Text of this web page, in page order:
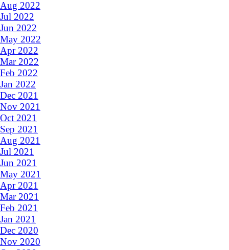
Aug 2022
Jul 2022
Jun 2022
May 2022
Apr 2022
Mar 2022
Feb 2022
Jan 2022
Dec 2021
Nov 2021
Oct 2021
Sep 2021
Aug 2021
Jul 2021
Jun 2021
May 2021
Apr 2021
Mar 2021
Feb 2021
Jan 2021
Dec 2020
Nov 2020